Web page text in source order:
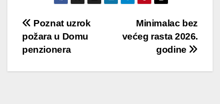
Post
navigation
Minimalac bez
većeg rasta 2026.
godine
Poznat uzrok
požara u Domu
penzionera